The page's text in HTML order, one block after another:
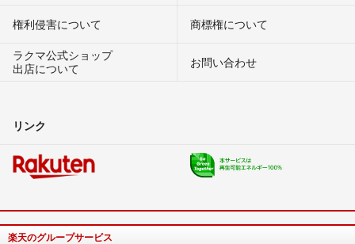
権利侵害について
商標権について
ラクマ公式ショップ
出店について
お問い合わせ
リンク
楽天のグループサービス